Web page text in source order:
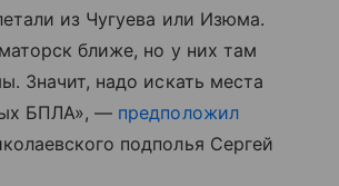
из Чугуева или Изюма.
ближе, но у них там
Значит, надо искать места
БПЛА», — предположил
подполья Сергей